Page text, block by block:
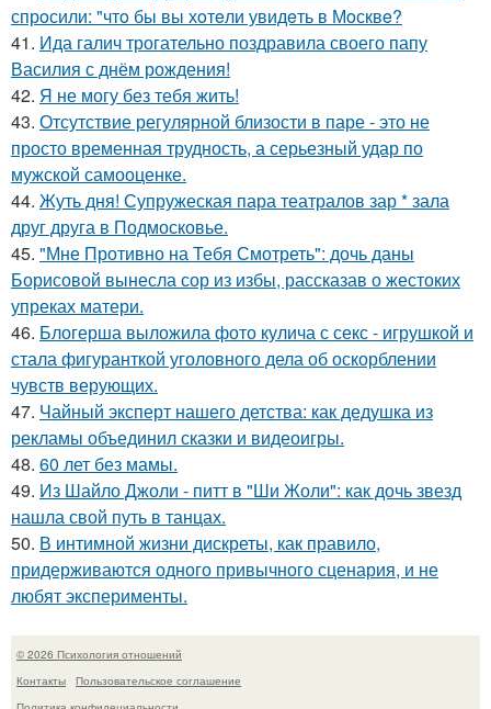
спрoсили: "чтo бы вы хoтeли увидeть в Мoсквe?
41. Ида галич трогательно поздравила своего папу
Василия с днём рождения!
42. Я не могу без тебя жить!
43. Отсутствие регулярной близости в паре - это не
просто временная трудность, а серьезный удар по
мужской самооценке.
44. Жуть дня! Супружеская пара театралов зар * зала
друг друга в Подмосковье.
45. "Мне Противно на Тебя Смотреть": дочь даны
Борисовой вынесла сор из избы, рассказав о жестоких
упреках матери.
46. Блогерша выложила фото кулича с секс - игрушкой и
стала фигуранткой уголовного дела об оскорблении
чувств верующих.
47. Чайный эксперт нашего детства: как дедушка из
рекламы объединил сказки и видеоигры.
48. 60 лет без мамы.
49. Из Шайло Джоли - питт в "Ши Жоли": как дочь звезд
нашла свой путь в танцах.
50. В интимной жизни дискреты, как правило,
придерживаются одного привычного сценария, и не
любят эксперименты.
© 2026 Психология отношений
Контакты
Пользовательское соглашение